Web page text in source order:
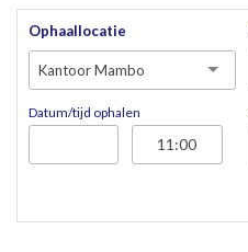
Ophaallocatie
Kantoor Mambo
Datum/tijd ophalen